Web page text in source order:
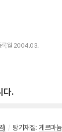
록월 2004.03.
다.
) / 탕기재질: 게르마늄